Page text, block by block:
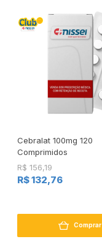
Cebralat 100mg 120
Comprimidos
R$ 156,19
R$ 132,76
Comprar